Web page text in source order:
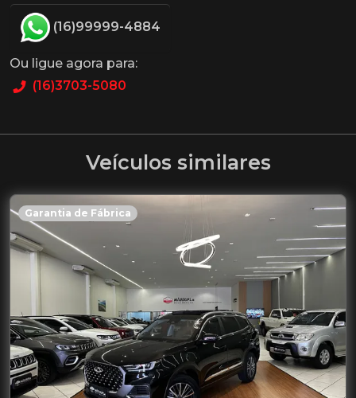
(16)99999-4884
Ou ligue agora para:
(16)3703-5080
Veículos similares
Garantia de Fábrica